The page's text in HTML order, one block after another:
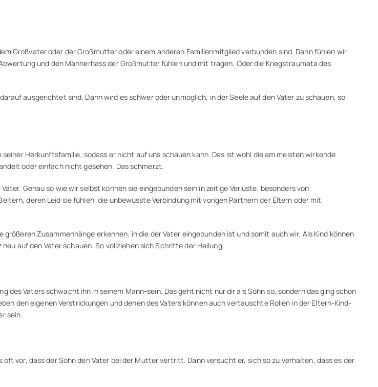
Großvater oder der Großmutter oder einem anderen Familienmitglied verbunden sind. Dann fühlen wir
und den Männerhass der Großmutter fühlen und mit tragen. Oder die Kriegstraumata des
ausgerichtet sind. Dann wird es schwer oder unmöglich, in der Seele auf den Vater zu schauen, so
Herkunftsfamilie, sodass er nicht auf uns schauen kann. Das ist wohl die am meisten wirkende
oder einfach nicht gesehen. Das schmerzt.
Genau so wie wir selbst können sie eingebunden sein in zeitige Verluste, besonders von
deren Leid sie fühlen, die unbewusste Verbindung mit vorigen Partnern der Eltern oder mit
Zusammenhänge erkennen, in die der Vater eingebunden ist und somit auch wir. Als Kind können
auf den Vater schauen. So vollziehen sich Schritte der Heilung.
des Vaters schwächt ihn in seinem Mann-sein. Das geht nicht nur dir als Sohn so, sondern das ging schon
den eigenen Verstrickungen und denen des Vaters können auch vertauschte Rollen in der Eltern-Kind-
sein.
vor, dass der Sohn den Vater bei der Mutter vertritt. Dann versucht er, sich so zu verhalten, dass es der